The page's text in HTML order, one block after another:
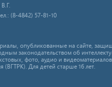
(8-4842) 57-81-10
опубликованные на сайте,
законодательством об
фото, аудио и
(ВГТРК). Для детей старше 16 лет.